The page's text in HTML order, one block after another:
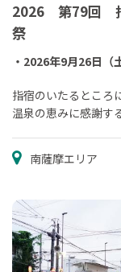
2026 第79回
祭
・2026年9月26日（
ライブ、ステージな
など
延）
指宿のいたるところ
温泉の恵みに感謝す
南薩摩エリア